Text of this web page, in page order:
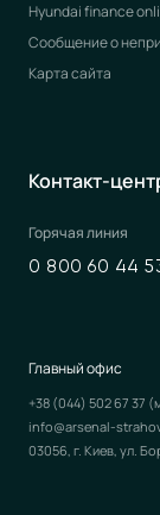
Hyundai finance
Сообщение о
Карта сайта
Контакт-
Горячая линия
0 800 60 44
Главный офис
+38 (044) 502 67 37
info@arsenal-
03056, г. Киев, ул.